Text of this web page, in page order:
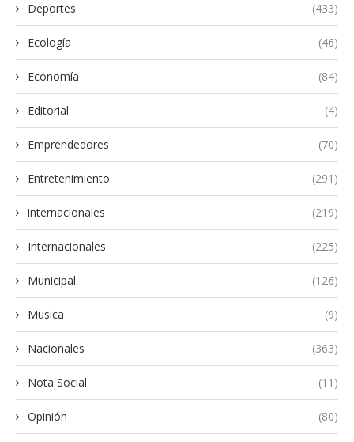
Deportes (433)
Ecología (46)
Economía (84)
Editorial (4)
Emprendedores (70)
Entretenimiento (291)
internacionales (219)
Internacionales (225)
Municipal (126)
Musica (9)
Nacionales (363)
Nota Social (11)
Opinión (80)